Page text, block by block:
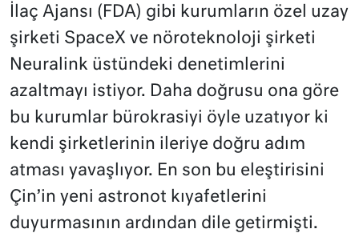
İlaç Ajansı (FDA) gibi kurumların özel uzay
şirketi SpaceX ve nöroteknoloji şirketi
Neuralink üstündeki denetimlerini
azaltmayı istiyor. Daha doğrusu ona göre
bu kurumlar bürokrasiyi öyle uzatıyor ki
kendi şirketlerinin ileriye doğru adım
atması yavaşlıyor. En son bu eleştirisini
Çin’in yeni astronot kıyafetlerini
duyurmasının ardından dile getirmişti.